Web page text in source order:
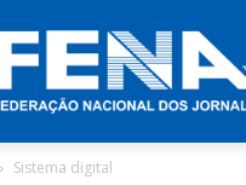
Sistema digital